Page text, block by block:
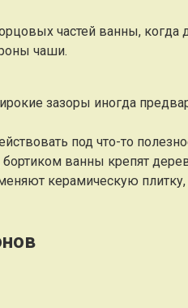
частей ванны, когда
чаши.
зазоры иногда
под что-то
ванны крепят
керамическую плитку,